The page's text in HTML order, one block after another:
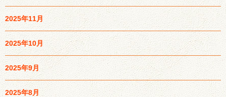
2025年11月
2025年10月
2025年9月
2025年8月